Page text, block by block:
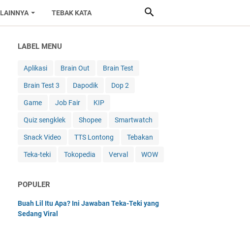
LAINNYA TEBAK KATA
LABEL MENU
Aplikasi Brain Out Brain Test
Brain Test 3 Dapodik Dop 2
Game Job Fair KIP
Quiz sengklek Shopee Smartwatch
Snack Video TTS Lontong Tebakan
Teka-teki Tokopedia Verval WOW
POPULER
Buah Lil Itu Apa? Ini Jawaban Teka-Teki yang
Sedang Viral